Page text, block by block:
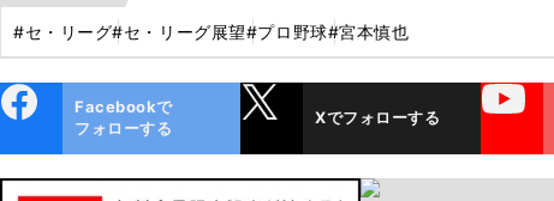
#セ・リーグ#セ・リーグ展望#プロ野球#宮本慎也
ok
Facebookで
フォローする
Xでフォローする
YouTube